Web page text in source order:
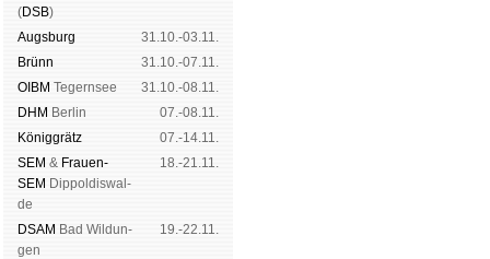
(DSB)
Augs­burg
31.10.-03.11.
Brünn
31.10.-07.11.
OIBM Tegern­see
31.10.-08.11.
DHM Ber­lin
07.-08.11.
König­grätz
07.-14.11.
SEM & Frauen-
SEM Dip­pol­dis­wal­
de
18.-21.11.
DSAM Bad Wil­dun­
gen
19.-22.11.